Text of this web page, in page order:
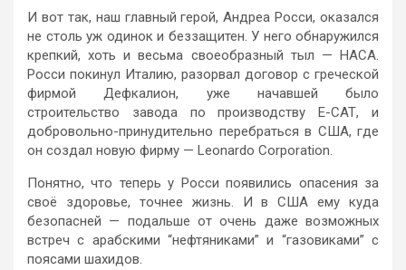
И вот так, наш главный герой, Андреа Росси, оказался
не столь уж одинок и беззащитен. У него обнаружился
крепкий, хоть и весьма своеобразный тыл — НАСА.
Росси покинул Италию, разорвал договор с греческой
фирмой Дефкалион, уже начавшей было
строительство завода по производству Е-САТ, и
добровольно-принудительно перебраться в США, где
он создал новую фирму — Leonardo Corporation.
Понятно, что теперь у Росси появились опасения за
своё здоровье, точнее жизнь. И в США ему куда
безопасней — подальше от очень даже возможных
встреч с арабскими “нефтяниками” и “газовиками” с
поясами шахидов.